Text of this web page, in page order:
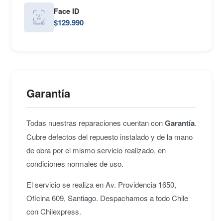
Face ID
$129.990
Garantía
Todas nuestras reparaciones cuentan conGarantía.
Cubre defectos del repuesto instalado y de la mano
de obra por el mismo servicio realizado, en
condiciones normales de uso.
El servicio se realiza en Av. Providencia 1650,
Oficina 609, Santiago. Despachamos a todo Chile
con Chilexpress.